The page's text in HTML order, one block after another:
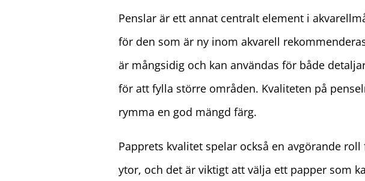
Penslar är ett annat centralt element i
för den som är ny inom akvarell
är mångsidig och kan användas för både
för att fylla större områden. Kvaliteten på
rymma en god mängd färg.
Papprets kvalitet spelar också en avgörande
ytor, och det är viktigt att välja ett papper som